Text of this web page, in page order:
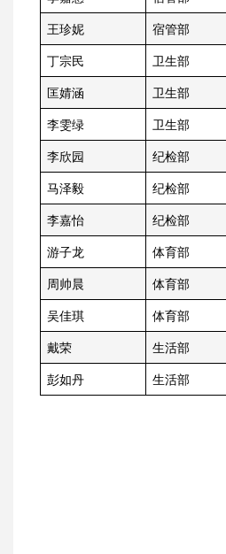
王珍妮
宿管部
丁宗民
卫生部
匡婧涵
卫生部
李雯绿
卫生部
李欣园
纪检部
马泽毅
纪检部
李嘉怡
纪检部
游子龙
体育部
周帅晨
体育部
吴佳琪
体育部
戴荣
生活部
彭如丹
生活部